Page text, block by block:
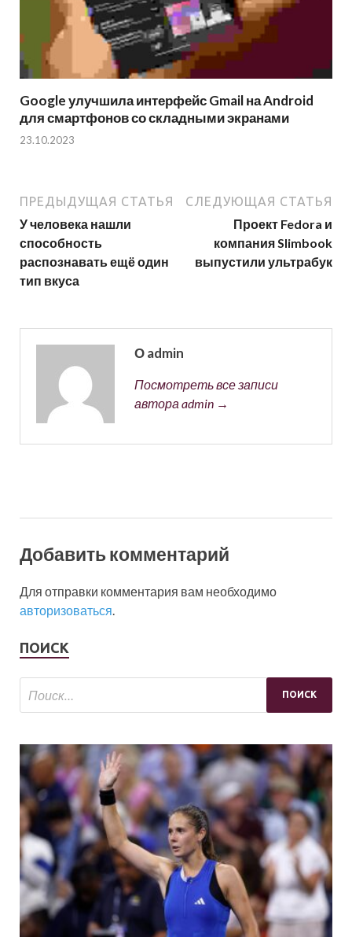
Google улучшила интерфейс Gmail на Android
для смартфонов со складными экранами
23.10.2023
ПРЕДЫДУЩАЯ СТАТЬЯ
У человека нашли
способность
распознавать ещё один
тип вкуса
СЛЕДУЮЩАЯ СТАТЬЯ
Проект Fedora и
компания Slimbook
выпустили ультрабук
О admin
Посмотреть все записи
автора admin →
Добавить комментарий
Для отправки комментария вам необходимо
авторизоваться
ПОИСК